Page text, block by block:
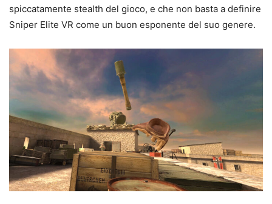
spiccatamente stealth del gioco, e che non basta a definire
Sniper Elite VR come un buon esponente del suo genere.